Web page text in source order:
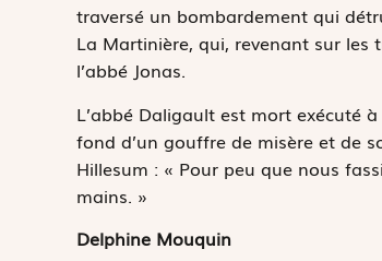
traversé un bombardement qui
La Martinière, qui, revenant sur les
l’abbé Jonas.
L’abbé Daligault est mort exécuté
fond d’un gouffre de misère et de
Hillesum : « Pour peu que nous
mains. »
Delphine Mouquin